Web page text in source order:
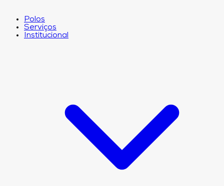
Polos
Serviços
Institucional